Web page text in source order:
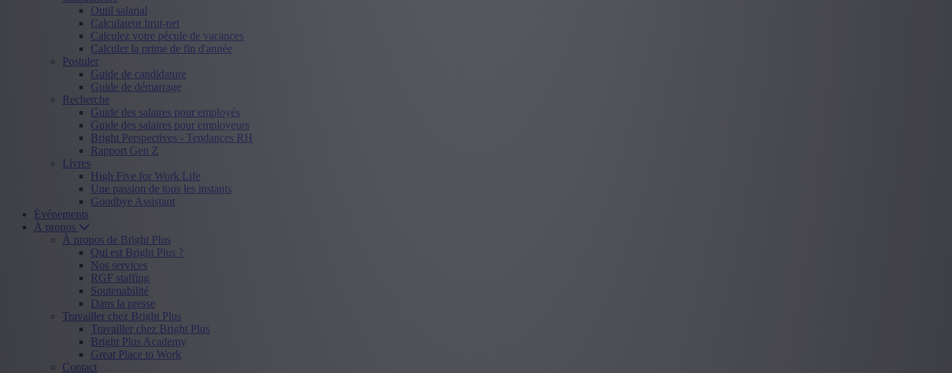
Outil salarial
Calculateur brut-net
Calculez votre pécule de vacances
Calculer la prime de fin d'année
Postuler
Guide de candidature
Guide de démarrage
Recherche
Guide des salaires pour employés
Guide des salaires pour employeurs
Bright Perspectives - Tendances RH
Rapport Gen Z
Livres
High Five for Work Life
Une passion de tous les instants
Goodbye Assistant
Événements
À propos
À propos de Bright Plus
Qui est Bright Plus ?
Nos services
RGF staffing
Soutenabilité
Dans la presse
Travailler chez Bright Plus
Travailler chez Bright Plus
Bright Plus Academy
Great Place to Work
Contact